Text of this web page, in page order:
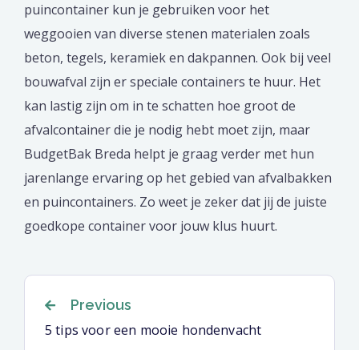
puincontainer kun je gebruiken voor het
weggooien van diverse stenen materialen zoals
beton, tegels, keramiek en dakpannen. Ook bij veel
bouwafval zijn er speciale containers te huur. Het
kan lastig zijn om in te schatten hoe groot de
afvalcontainer die je nodig hebt moet zijn, maar
BudgetBak Breda helpt je graag verder met hun
jarenlange ervaring op het gebied van afvalbakken
en puincontainers. Zo weet je zeker dat jij de juiste
goedkope container voor jouw klus huurt.
Berichtnavigatie
Previous
5 tips voor een mooie hondenvacht